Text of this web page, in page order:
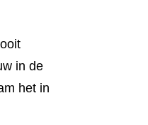
in de
het in